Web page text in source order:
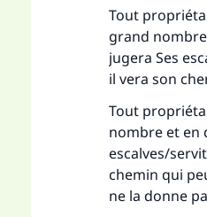
Tout
grand nombre
jugera Ses
il vera son
Tout
nombre et en
escalves/
chemin qui
ne la donne